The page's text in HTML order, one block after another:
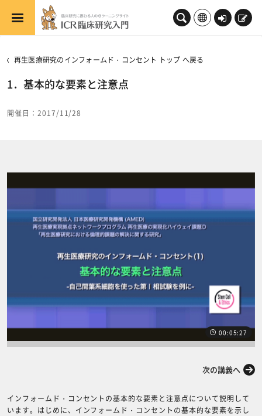
メインコンテンツへスキップする
ロ
新
再生医療研究のインフォームド・コンセント トップ へ戻る
1．基本的な要素と注意点
開催日：2017/11/28
00:05:27
次の講義へ
インフォームド・コンセントの基本的な要素と注意点について説明して
います。はじめに、インフォームド・コンセントの基本的な要素を示し